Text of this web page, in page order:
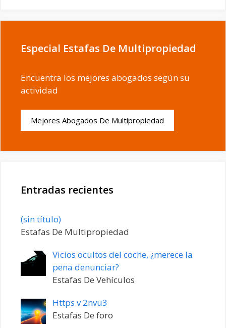
Especial Estafas De Multipropiedad
Encuentra los mejores abogados según su
actividad
Mejores Abogados De Multipropiedad
Entradas recientes
(sin título)Entrada
20198
Estafas De Multipropiedad
Vicios ocultos del coche, ¿merece la
pena denunciar?
Estafas De Vehículos
Https v 2nvu3
Estafas De foro